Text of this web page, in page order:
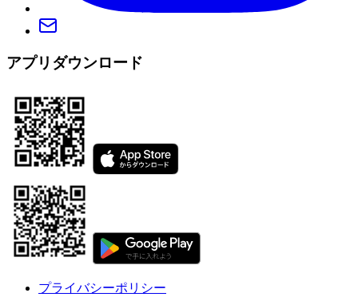
アプリダウンロード
プライバシーポリシー